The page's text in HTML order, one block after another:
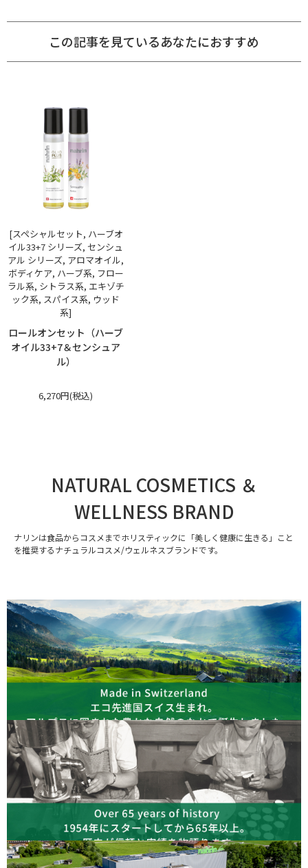
この記事を見ているあなたにおすすめ
[スペシャルセット, ハーブオ
イル33+7 シリーズ, センシュ
アル シリーズ, アロマオイル,
ボディケア, ハーブ系, フロー
ラル系, シトラス系, エキゾチ
ック系, スパイス系, ウッド
系]
ロールオンセット（ハーブ
オイル33+7＆センシュア
ル）
6,270円(税込)
NATURAL COSMETICS ＆
WELLNESS BRAND
ナリンは食品からコスメまでホリスティックに「美しく健康に生きる」こと
を推奨するナチュラルコスメ/ウェルネスブランドです。